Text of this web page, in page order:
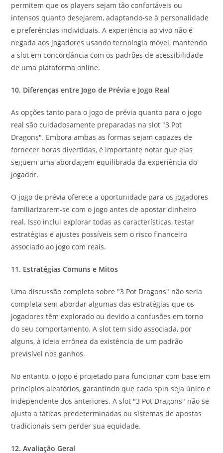
permitem que os players sejam tão confortáveis ou
intensos quanto desejarem, adaptando-se à personalidade
e preferências individuais. A experiência ao vivo não é
negada aos jogadores usando tecnologia móvel, mantendo
a slot em concordância com os padrões de acessibilidade
de uma plataforma online.
10. Diferenças entre Jogo de Prévia e Jogo Real
As opções tanto para o jogo de prévia quanto para o jogo
real são cuidadosamente preparadas na slot "3 Pot
Dragons". Embora ambas as formas sejam capazes de
fornecer horas divertidas, é importante notar que elas
seguem uma abordagem equilibrada da experiência do
jogador.
O jogo de prévia oferece a oportunidade para os jogadores
familiarizarem-se com o jogo antes de apostar dinheiro
real. Isso inclui explorar todas as características, testar
estratégias e ajustes possíveis sem o risco financeiro
associado ao jogo com reais.
11. Estratégias Comuns e Mitos
Uma discussão completa sobre "3 Pot Dragons" não seria
completa sem abordar algumas das estratégias que os
jogadores têm explorado ou devido a confusões em torno
do seu comportamento. A slot tem sido associada, por
alguns, à ideia errônea da existência de um padrão
previsível nos ganhos.
No entanto, o jogo é projetado para funcionar com base em
princípios aleatórios, garantindo que cada spin seja único e
independente dos anteriores. A slot "3 Pot Dragons" não se
ajusta a táticas predeterminadas ou sistemas de apostas
tradicionais sem perder sua equidade.
12. Avaliação Geral